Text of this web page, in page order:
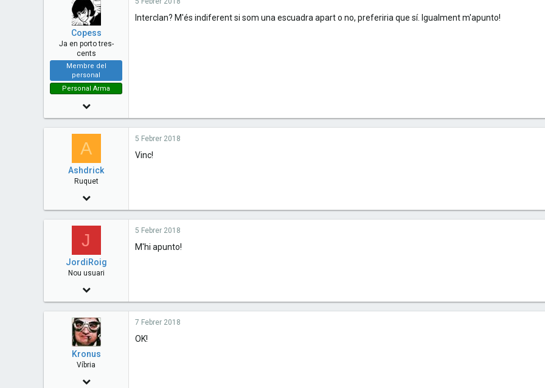
Copess
Ja en porto tres-
cents
Membre del
personal
Personal Arma
8 Maig 2017
401
Interclan? M'és indiferent si som una escuadra apart o no, preferiria que sí. Igualment m'apunto!
A
Ashdrick
Ruquet
9 Abril 2017
144
Manresa
5 Febrer 2018
Vinc!
J
JordiRoig
Nou usuari
18 Gener 2018
18
5 Febrer 2018
M'hi apunto!
Kronus
Víbria
9 Agost 2010
7 Febrer 2018
OK!